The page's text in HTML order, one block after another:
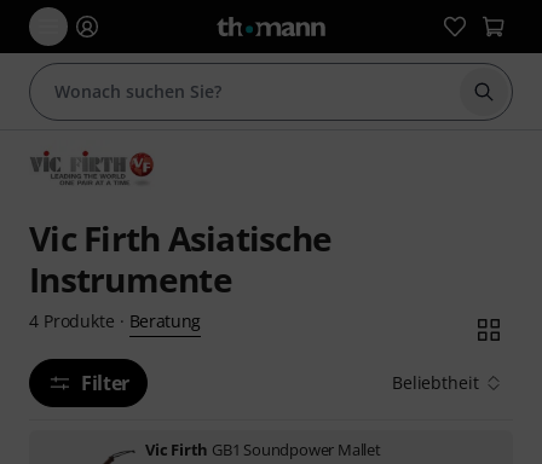
Suche
Vic Firth Asiatische
Instrumente
4 Produkte · Beratung
Filter Beliebtheit
Vic Firth GB1 Soundpower Mallet